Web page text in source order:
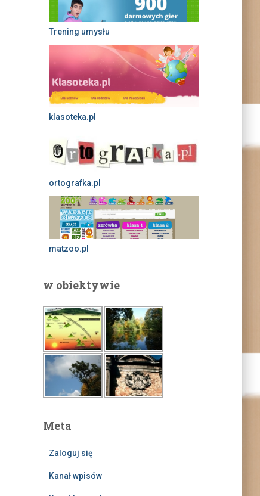
Trening umysłu
klasoteka.pl
ortografka.pl
matzoo.pl
w obiektywie
Meta
Zaloguj się
Kanał wpisów